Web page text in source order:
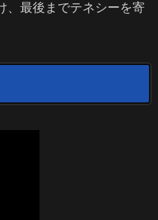
、最後までテネシーを寄